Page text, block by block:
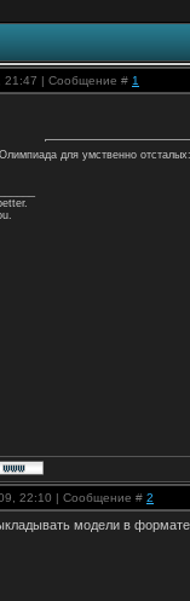
21:47 | Сообщение # 1
для умственно
22:10 | Сообщение # 2
модели в формате